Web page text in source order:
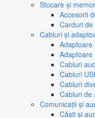
Stocare și
Accesorii
Carduri
Cabluri și
Adaptoare
Adaptoare
Cabluri
Cabluri
Cabluri
Cabluri de
Comunicații și
Căști și